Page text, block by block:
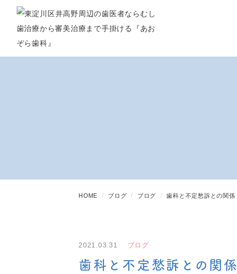
HOME ブログ ブログ 歯科と不定愁訴との関係
2021.03.31 ブログ
歯科と不定愁訴との関係